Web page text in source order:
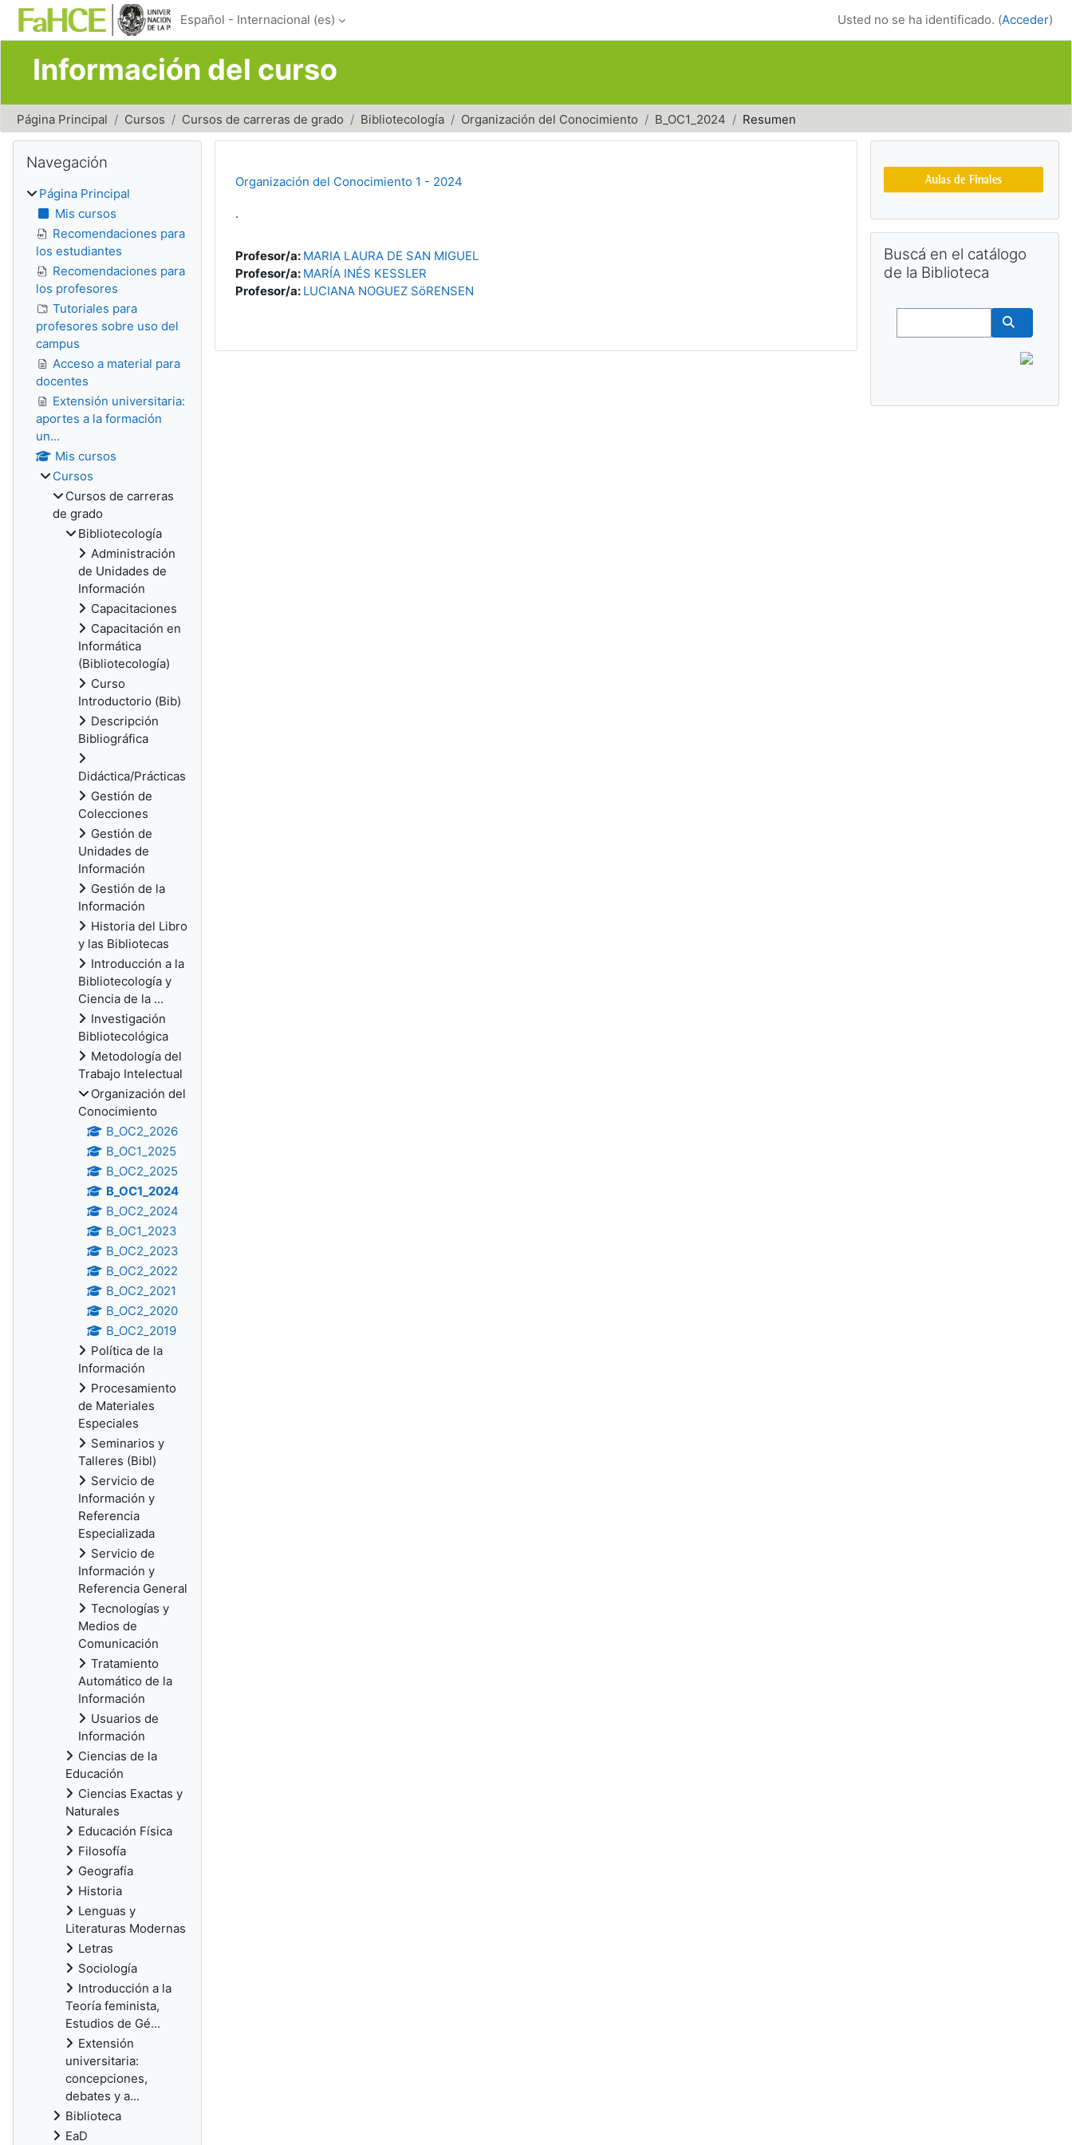
Salta al contenido principal
Español - Internacional ‎(es)‎ Usted no se ha identificado. (Acceder)
Información del curso
Página Principal Cursos Cursos de carreras de grado Bibliotecología Organización del Conocimiento B_OC1_2024 Resumen
Organización del Conocimiento 1 - 2024
.
Profesor/a: MARIA LAURA DE SAN MIGUEL
Profesor/a: MARÍA INÉS KESSLER
Profesor/a: LUCIANA NOGUEZ SöRENSEN
Bloques
Navegación
Página Principal
Mis cursos
Recomendaciones para
los estudiantes
Recomendaciones para
los profesores
Tutoriales para
profesores sobre uso del
campus
Acceso a material para
docentes
Extensión universitaria:
aportes a la formación
un...
Mis cursos
Cursos
Cursos de carreras
de grado
Bibliotecología
Administración
de Unidades de
Información
Capacitaciones
Capacitación en
Informática
(Bibliotecología)
Curso
Introductorio (Bib)
Descripción
Bibliográfica
Didáctica/Prácticas
Gestión de
Colecciones
Gestión de
Unidades de
Información
Gestión de la
Información
Historia del Libro
y las Bibliotecas
Introducción a la
Bibliotecología y
Ciencia de la ...
Investigación
Bibliotecológica
Metodología del
Trabajo Intelectual
Organización del
Conocimiento
B_OC2_2026
B_OC1_2025
B_OC2_2025
B_OC1_2024
B_OC2_2024
B_OC1_2023
B_OC2_2023
B_OC2_2022
B_OC2_2021
B_OC2_2020
B_OC2_2019
Política de la
Información
Procesamiento
de Materiales
Especiales
Seminarios y
Talleres (Bibl)
Servicio de
Información y
Referencia
Especializada
Servicio de
Información y
Referencia General
Tecnologías y
Medios de
Comunicación
Tratamiento
Automático de la
Información
Usuarios de
Información
Ciencias de la
Educación
Ciencias Exactas y
Naturales
Educación Física
Filosofía
Geografía
Historia
Lenguas y
Literaturas Modernas
Letras
Sociología
Introducción a la
Teoría feminista,
Estudios de Gé...
Extensión
universitaria:
concepciones,
debates y a...
Biblioteca
EaD
Buscá en el catálogo
de la Biblioteca
Buscar
Buscar